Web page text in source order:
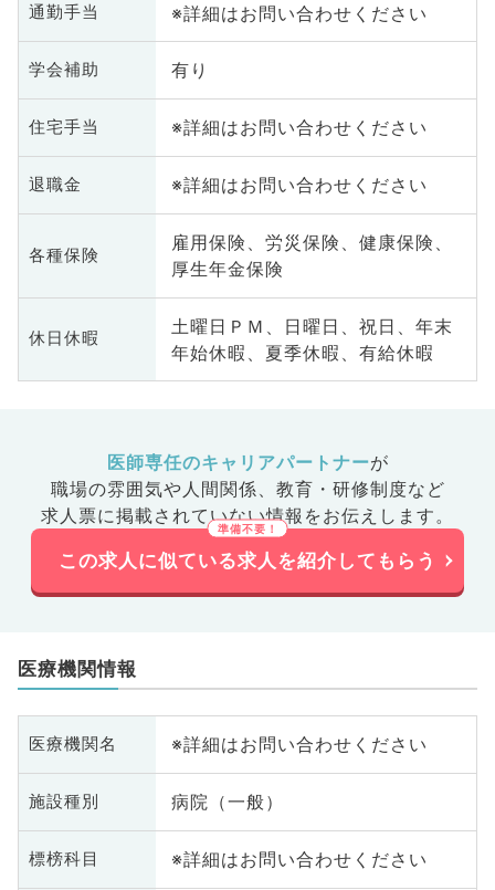
通勤手当 ※詳細はお問い合わせください
学会補助 有り
住宅手当 ※詳細はお問い合わせください
退職金 ※詳細はお問い合わせください
各種保険
雇用保険、労災保険、健康保険、
厚生年金保険
休日休暇
土曜日ＰＭ、日曜日、祝日、年末
年始休暇、夏季休暇、有給休暇
医師専任のキャリアパートナーが
職場の雰囲気や人間関係、 教育・研修制度など
求人票に掲載されていない情報をお伝えします。
この求人に似ている求人を紹介してもらう
医療機関情報
医療機関名 ※詳細はお問い合わせください
施設種別 病院（一般）
標榜科目 ※詳細はお問い合わせください